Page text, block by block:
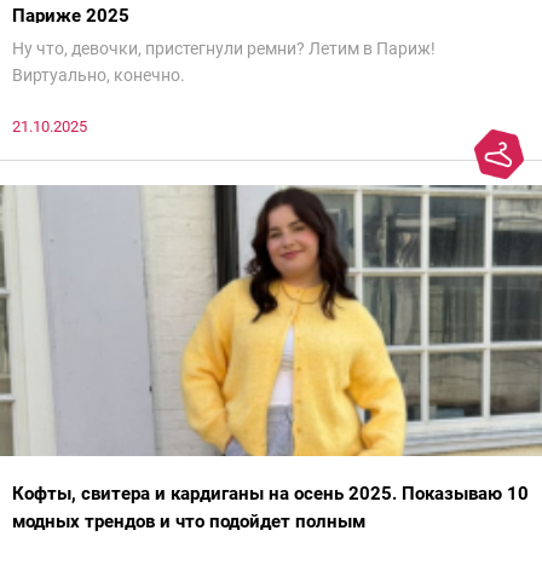
Париже 2025
Ну что, девочки, пристегнули ремни? Летим в Париж!
Виртуально, конечно.
21.10.2025
Кофты, свитера и кардиганы на осень 2025. Показываю 10
модных трендов и что подойдет полным